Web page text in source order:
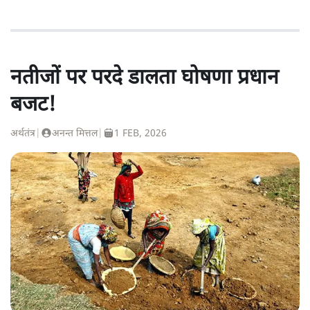
नतीजों पर परदे डालता घोषणा प्रधान
बजट!
अर्थतंत्र अनन्त मित्तल| 1 FEB, 2026